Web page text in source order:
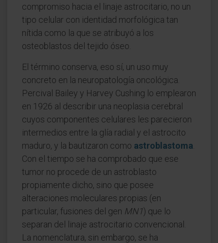
compromiso hacia el linaje astrocitario, no un
tipo celular con identidad morfológica tan
nítida como la que se atribuyó a los
osteoblastos del tejido óseo.
El término conserva, eso sí, un uso muy
concreto en la neuropatología oncológica.
Percival Bailey y Harvey Cushing lo emplearon
en 1926 al describir una neoplasia cerebral
cuyos componentes celulares les parecieron
intermedios entre la glía radial y el astrocito
maduro, y la bautizaron como astroblastoma
Con el tiempo se ha comprobado que ese
tumor no procede de un astroblasto
propiamente dicho, sino que posee
alteraciones moleculares propias (en
particular, fusiones del gen MN1) que lo
separan del linaje astrocitario convencional.
La nomenclatura, sin embargo, se ha